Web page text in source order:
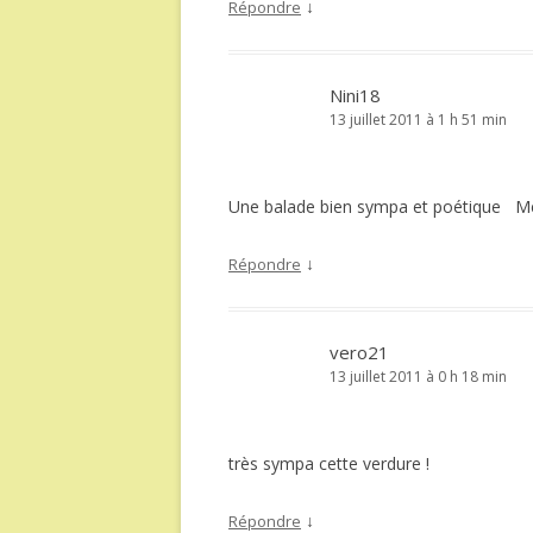
Répondre ↓
Nini18
13 juillet 2011 à 1 h 51 min
Une balade bien sympa et poétique
Répondre ↓
vero21
13 juillet 2011 à 0 h 18 min
très sympa cette verdure !
Répondre ↓